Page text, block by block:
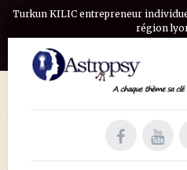
Turkun KILIC entrepreneur
région